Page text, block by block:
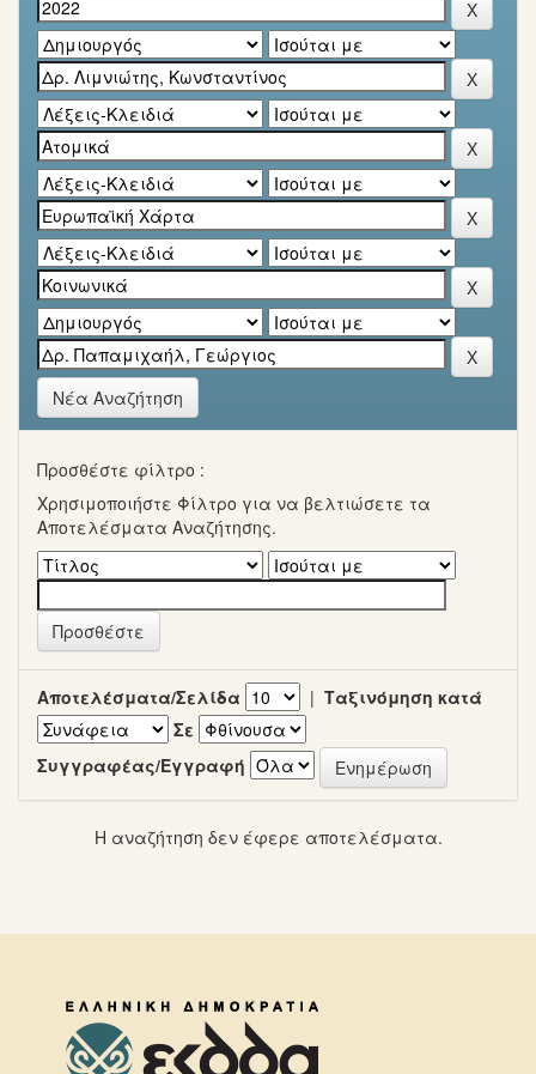
Νέα Αναζήτηση
Προσθέστε φίλτρο :
Χρησιμοποιήστε Φίλτρο για να βελτιώσετε τα
Αποτελέσματα Αναζήτησης.
Αποτελέσματα/Σελίδα | Ταξινόμηση κατά
Σε
Συγγραφέας/Εγγραφή
Η αναζήτηση δεν έφερε αποτελέσματα.